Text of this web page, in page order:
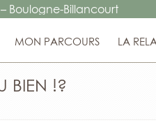
– Boulogne-Billancourt
MON PARCOURS LA
BIEN !?